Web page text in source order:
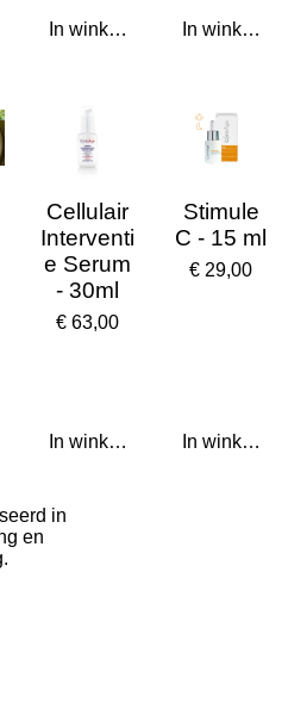
In winkelwagen In
Cellulair
Interventi
e Serum
- 30ml
€ 63,00
In winkelwagen
Stimule
C - 15 ml
€ 29,00
In
in
en